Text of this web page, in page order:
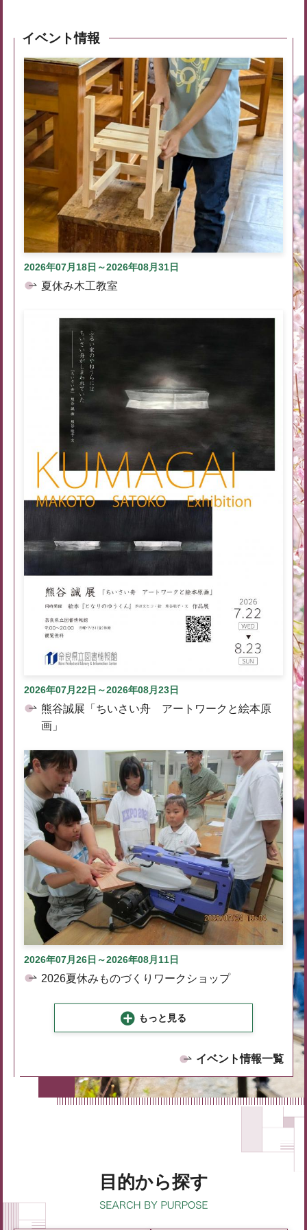
イベント情報
2026年07月18日～2026年08月31日
夏休み木工教室
2026年07月22日～2026年08月23日
熊谷誠展「ちいさい舟 アートワークと絵本原
画」
2026年07月26日～2026年08月11日
2026夏休みものづくりワークショップ
もっと見る
イベント情報一覧
目的から探す